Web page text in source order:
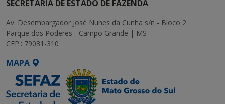
SECRETARIA DE ESTADO DE FAZENDA
Av. Desembargador José Nunes da Cunha s/n - Bloco 2
Parque dos Poderes - Campo Grande | MS
CEP.: 79031-310
MAPA